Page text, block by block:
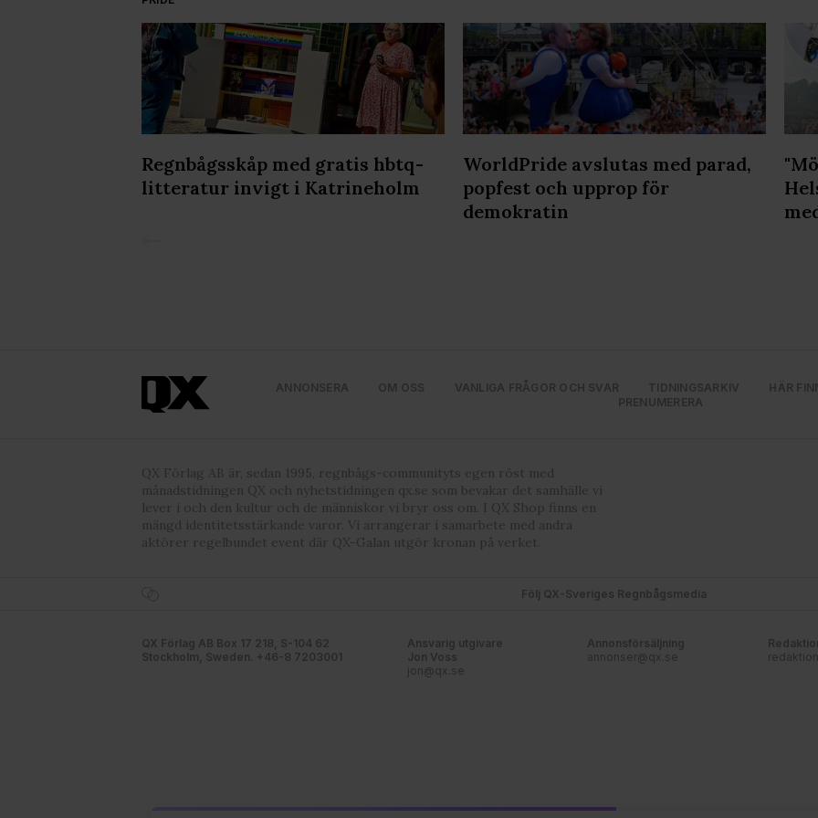
Regnbågsskåp med gratis hbtq-
litteratur invigt i Katrineholm
WorldPride avslutas med parad,
popfest och upprop för
demokratin
ANNONSERA OM OSS VANLIGA FRÅGOR OCH SVAR TIDNINGSARKIV
HÄR
PRENUMERERA
QX Förlag AB är, sedan 1995, regnbågs-communityts egen röst med
månadstidningen QX och nyhetstidningen qx.se som bevakar det samhälle vi
lever i och den kultur och de människor vi bryr oss om. I QX Shop finns en
mängd identitetsstärkande varor. Vi arrangerar i samarbete med andra
aktörer regelbundet event där QX-Galan utgör kronan på verket.
Följ QX-Sveriges Regnbågsmedia
QX Förlag AB Box 17 218, S-104 62
Stockholm, Sweden. +46-8 7203001
Ansvarig utgivare
Jon Voss
jon@qx.se
Annonsförsäljning
annonser@qx.se